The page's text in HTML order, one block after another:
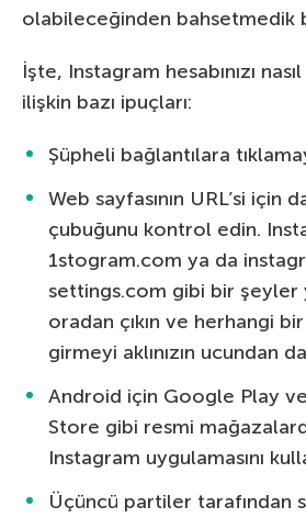
olabileceğinden bahsetmedik
İşte, Instagram hesabınızı
ilişkin bazı ipuçları:
Şüpheli bağlantılara
Web sayfasının URL’si için
çubuğunu kontrol edin.
1stogram.com ya da
settings.com gibi bir şeyler
oradan çıkın ve herhangi
girmeyi aklınızın ucundan
Android için Google Play
Store gibi resmi
Instagram uygulamasını
Üçüncü partiler tarafından